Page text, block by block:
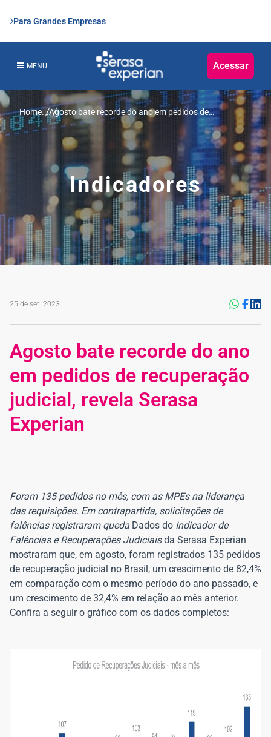
Para Grandes Empresas
MENU Acessar
Home...Agosto bate recorde do ano em pedidos de
recuperação judicial, revela Serasa Experian
Indicadores
25 de set. 2023
Agosto bate recorde do ano
em pedidos de recuperação
judicial, revela Serasa
Experian
Foram 135 pedidos no mês, com as MPEs na liderança
das requisições. Em contrapartida, solicitações de
falências registraram queda Dados do Indicador de
Falências e Recuperações Judiciaisda Serasa Experian
mostraram que, em agosto, foram registrados 135 pedidos
de recuperação judicial no Brasil, um crescimento de 82,4%
em comparação com o mesmo período do ano passado, e
um crescimento de 32,4% em relação ao mês anterior.
Confira a seguir o gráfico com os dados completos: